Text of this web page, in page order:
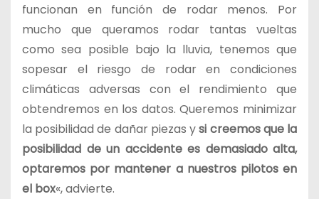
funcionan en función de rodar menos. Por
mucho que queramos rodar tantas vueltas
como sea posible bajo la lluvia, tenemos que
sopesar el riesgo de rodar en condiciones
climáticas adversas con el rendimiento que
obtendremos en los datos. Queremos minimizar
la posibilidad de dañar piezas ysi creemos que la
posibilidad de un accidente es demasiado alta,
optaremos por mantener a nuestros pilotos en
el box«, advierte.